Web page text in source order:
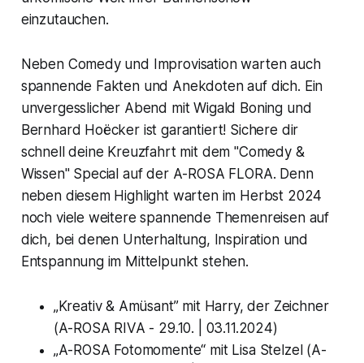
einzutauchen.
Neben Comedy und Improvisation warten auch
spannende Fakten und Anekdoten auf dich. Ein
unvergesslicher Abend mit Wigald Boning und
Bernhard Hoëcker ist garantiert! Sichere dir
schnell deine Kreuzfahrt mit dem "Comedy &
Wissen" Special auf der A-ROSA FLORA. Denn
neben diesem Highlight warten im Herbst 2024
noch viele weitere spannende Themenreisen auf
dich, bei denen Unterhaltung, Inspiration und
Entspannung im Mittelpunkt stehen.
„Kreativ & Amüsant” mit Harry, der Zeichner
(A-ROSA RIVA - 29.10. | 03.11.2024)
„A-ROSA Fotomomente“ mit Lisa Stelzel (A-